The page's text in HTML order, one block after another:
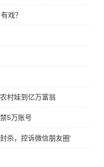
戏？
村娃到亿万富翁
5万账号
杀，控诉微信朋友圈“霸王”行为